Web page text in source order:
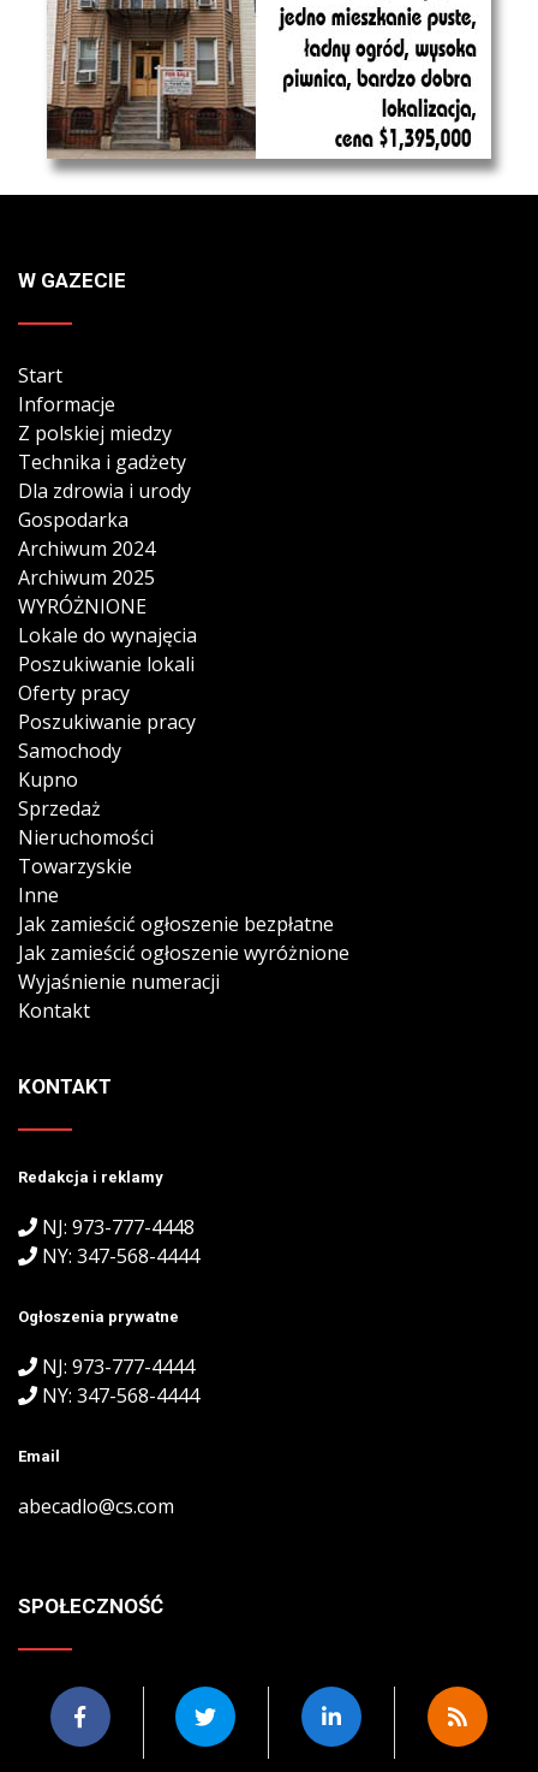
W GAZECIE
Start
Informacje
Z polskiej miedzy
Technika i gadżety
Dla zdrowia i urody
Gospodarka
Archiwum 2024
Archiwum 2025
WYRÓŻNIONE
Lokale do wynajęcia
Poszukiwanie lokali
Oferty pracy
Poszukiwanie pracy
Samochody
Kupno
Sprzedaż
Nieruchomości
Towarzyskie
Inne
Jak zamieścić ogłoszenie bezpłatne
Jak zamieścić ogłoszenie wyróżnione
Wyjaśnienie numeracji
Kontakt
KONTAKT
Redakcja i reklamy
NJ: 973-777-4448
NY: 347-568-4444
Ogłoszenia prywatne
NJ: 973-777-4444
NY: 347-568-4444
Email
abecadlo@cs.com
SPOŁECZNOŚĆ